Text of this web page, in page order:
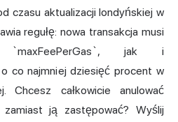
czasu aktualizacji londyńskiej w
regułę: nowa transakcja musi
`maxFeePerGas`, jak i
co najmniej dziesięć procent w
Chcesz całkowicie anulować
zamiast ją zastępować? Wyślij